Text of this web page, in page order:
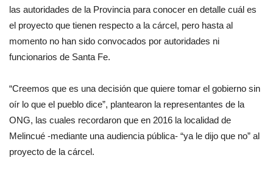
las autoridades de la Provincia para conocer en detalle cuál es
el proyecto que tienen respecto a la cárcel, pero hasta al
momento no han sido convocados por autoridades ni
funcionarios de Santa Fe.
“Creemos que es una decisión que quiere tomar el gobierno sin
oír lo que el pueblo dice”, plantearon la representantes de la
ONG, las cuales recordaron que en 2016 la localidad de
Melincué -mediante una audiencia pública- “ya le dijo que no” al
proyecto de la cárcel.